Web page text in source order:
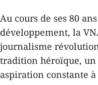
Au cours de ses 80
développement, la
journalisme
tradition héroïque,
aspiration constante